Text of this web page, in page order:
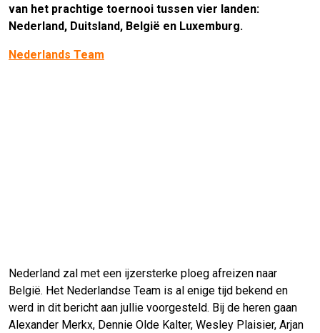
van het prachtige toernooi tussen vier landen:
Nederland, Duitsland, België en Luxemburg.
Nederlands Team
Nederland zal met een ijzersterke ploeg afreizen naar
België. Het Nederlandse Team is al enige tijd bekend en
werd in dit bericht aan jullie voorgesteld. Bij de heren gaan
Alexander Merkx, Dennie Olde Kalter, Wesley Plaisier, Arjan